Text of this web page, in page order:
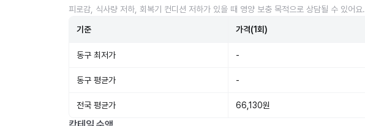
피로감, 식사량 저하, 회복기 컨디션 저하가 있을 때 영양 보충 목적으로 상담될 수 있어요.
기준 가격(1회)
동구 최저가 -
동구 평균가 -
전국 평균가 66,130원